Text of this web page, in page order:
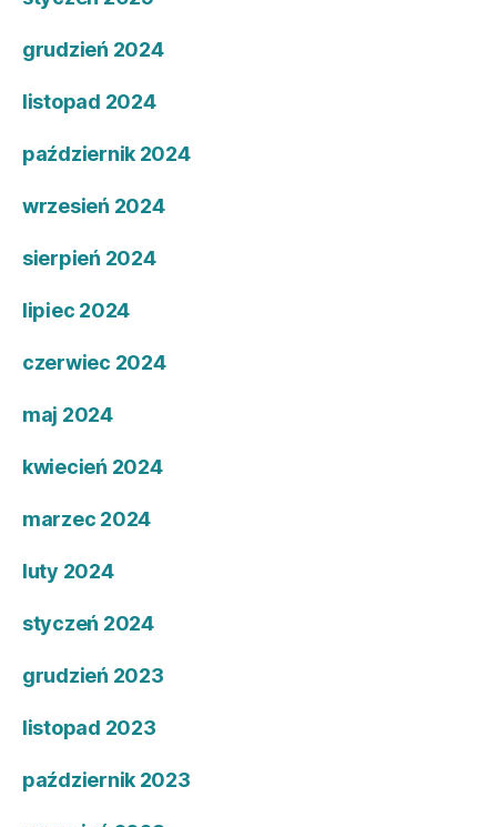
grudzień 2024
listopad 2024
październik 2024
wrzesień 2024
sierpień 2024
lipiec 2024
czerwiec 2024
maj 2024
kwiecień 2024
marzec 2024
luty 2024
styczeń 2024
grudzień 2023
listopad 2023
październik 2023